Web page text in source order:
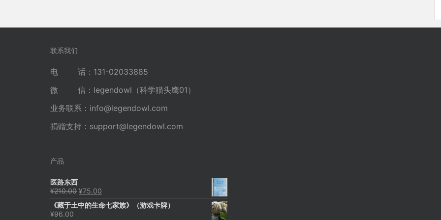
联系我们
电 话：131-02033885
微 信：legendowl（科学猫头鹰01）
业务联系： info@legendowl.com
捐赠支持： support@legendowl.com
产品
医路东西
¥210.00 原
为：
¥75.00
价
《藏于土中的生命七家族》（游戏卡牌）
¥96.00